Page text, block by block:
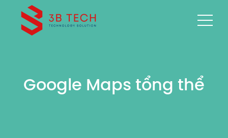
Google Maps tổng thể